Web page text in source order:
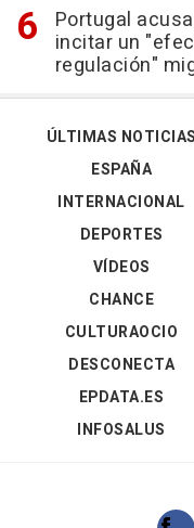
Portugal
incitar un
regulación"
ÚLTIMAS NOTICIAS
ESPAÑA
INTERNACIONAL
DEPORTES
VÍDEOS
CHANCE
CULTURAOCIO
DESCONECTA
EPDATA.ES
INFOSALUS